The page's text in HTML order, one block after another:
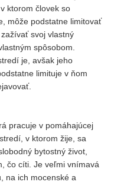
ktorom človek so
môže podstatne limitovať
svoj vlastný
spôsobom.
je, avšak jeho
limituje v ňom
pracuje v pomáhajúcej
v ktorom žije, sa
bytostný život,
čo cíti. Je veľmi vnímavá
na ich mocenské a